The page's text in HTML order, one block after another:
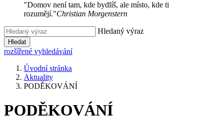
"Domov není tam, kde bydlíš, ale místo, kde ti
rozumějí."Christian Morgenstern
Hledaný výraz
Hledat
rozšířené vyhledávání
Úvodní stránka
Aktuality
PODĚKOVÁNÍ
PODĚKOVÁNÍ